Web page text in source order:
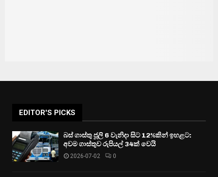
EDITOR'S PICKS
බස් ගාස්තු ජූලි 6 වැනිදා සිට 12%කින් ඉහළට:
අවම ගාස්තුව රුපියල් 34ක් වෙයි
2026-07-02 0